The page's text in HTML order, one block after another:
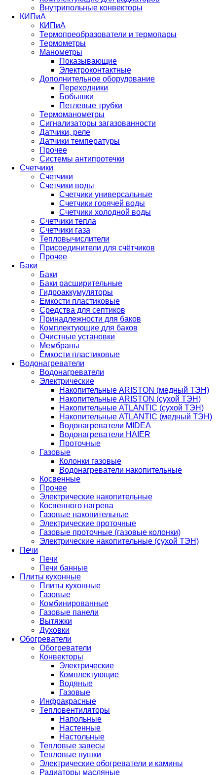
Внутрипольные конвекторы
КИПиА
КИПиА
Термопреобразователи и термопары
Термометры
Манометры
Показывающие
Электроконтактные
Дополнительное оборудование
Переходники
Бобышки
Петлевые трубки
Термоманометры
Сигнализаторы загазованности
Датчики, реле
Датчики температуры
Прочее
Системы антипротечки
Счетчики
Счетчики
Счетчики воды
Счетчики универсальные
Счетчики горячей воды
Счетчики холодной воды
Счетчики тепла
Счетчики газа
Тепловычислители
Присоединители для счётчиков
Прочее
Баки
Баки
Баки расширительные
Гидроаккумуляторы
Емкости пластиковые
Средства для септиков
Принадлежности для баков
Комплектующие для баков
Очистные установки
Мембраны
Ёмкости пластиковые
Водонагреватели
Водонагреватели
Электрические
Накопительные ARISTON (медный ТЭН)
Накопительные ARISTON (сухой ТЭН)
Накопительные ATLANTIC (сухой ТЭН)
Накопительные ATLANTIC (медный ТЭН)
Водонагреватели MIDEA
Водонагреватели HAIER
Проточные
Газовые
Колонки газовые
Водонагреватели накопительные
Косвенные
Прочее
Электрические накопительные
Косвенного нагрева
Газовые накопительные
Электрические проточные
Газовые проточные (газовые колонки)
Электрические накопительные (сухой ТЭН)
Печи
Печи
Печи банные
Плиты кухонные
Плиты кухонные
Газовые
Комбинированные
Газовые панели
Вытяжки
Духовки
Обогреватели
Обогреватели
Конвекторы
Электрические
Комплектующие
Водяные
Газовые
Инфракрасные
Тепловентиляторы
Напольные
Настенные
Настольные
Тепловые завесы
Тепловые пушки
Электрические обогреватели и камины
Радиаторы масляные